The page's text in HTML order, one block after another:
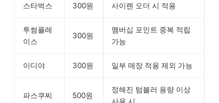
스타벅스 300원 사이렌 오더 시 적용
투썸플레
이스
300원
멤버십 포인트 중복 적립
가능
이디야 300원 일부 매장 적용 제외 가능
파스쿠찌 500원
정해진 텀블러 용량 이상
사용 시